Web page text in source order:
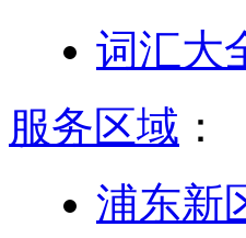
词汇大
服务区域 ：
浦东新